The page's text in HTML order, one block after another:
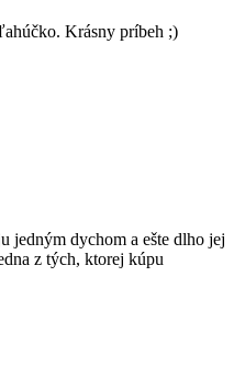
Krásny príbeh ;)
jedným dychom a ešte dlho jej
z tých, ktorej kúpu